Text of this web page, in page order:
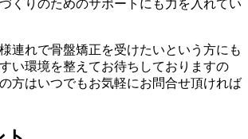
くりのためのサポートにも力を入れてい
連れで骨盤矯正を受けたいという方にも
い環境を整えてお待ちしておりますの
方はいつでもお気軽にお問合せ頂ければ